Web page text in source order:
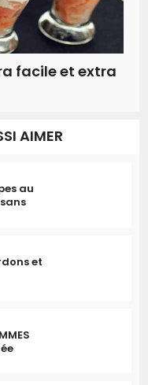
facile et extra
AIMER
au
et